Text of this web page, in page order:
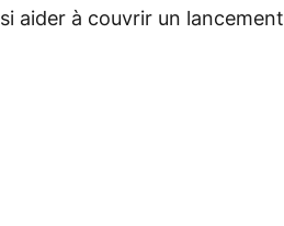
aider à couvrir un lancement